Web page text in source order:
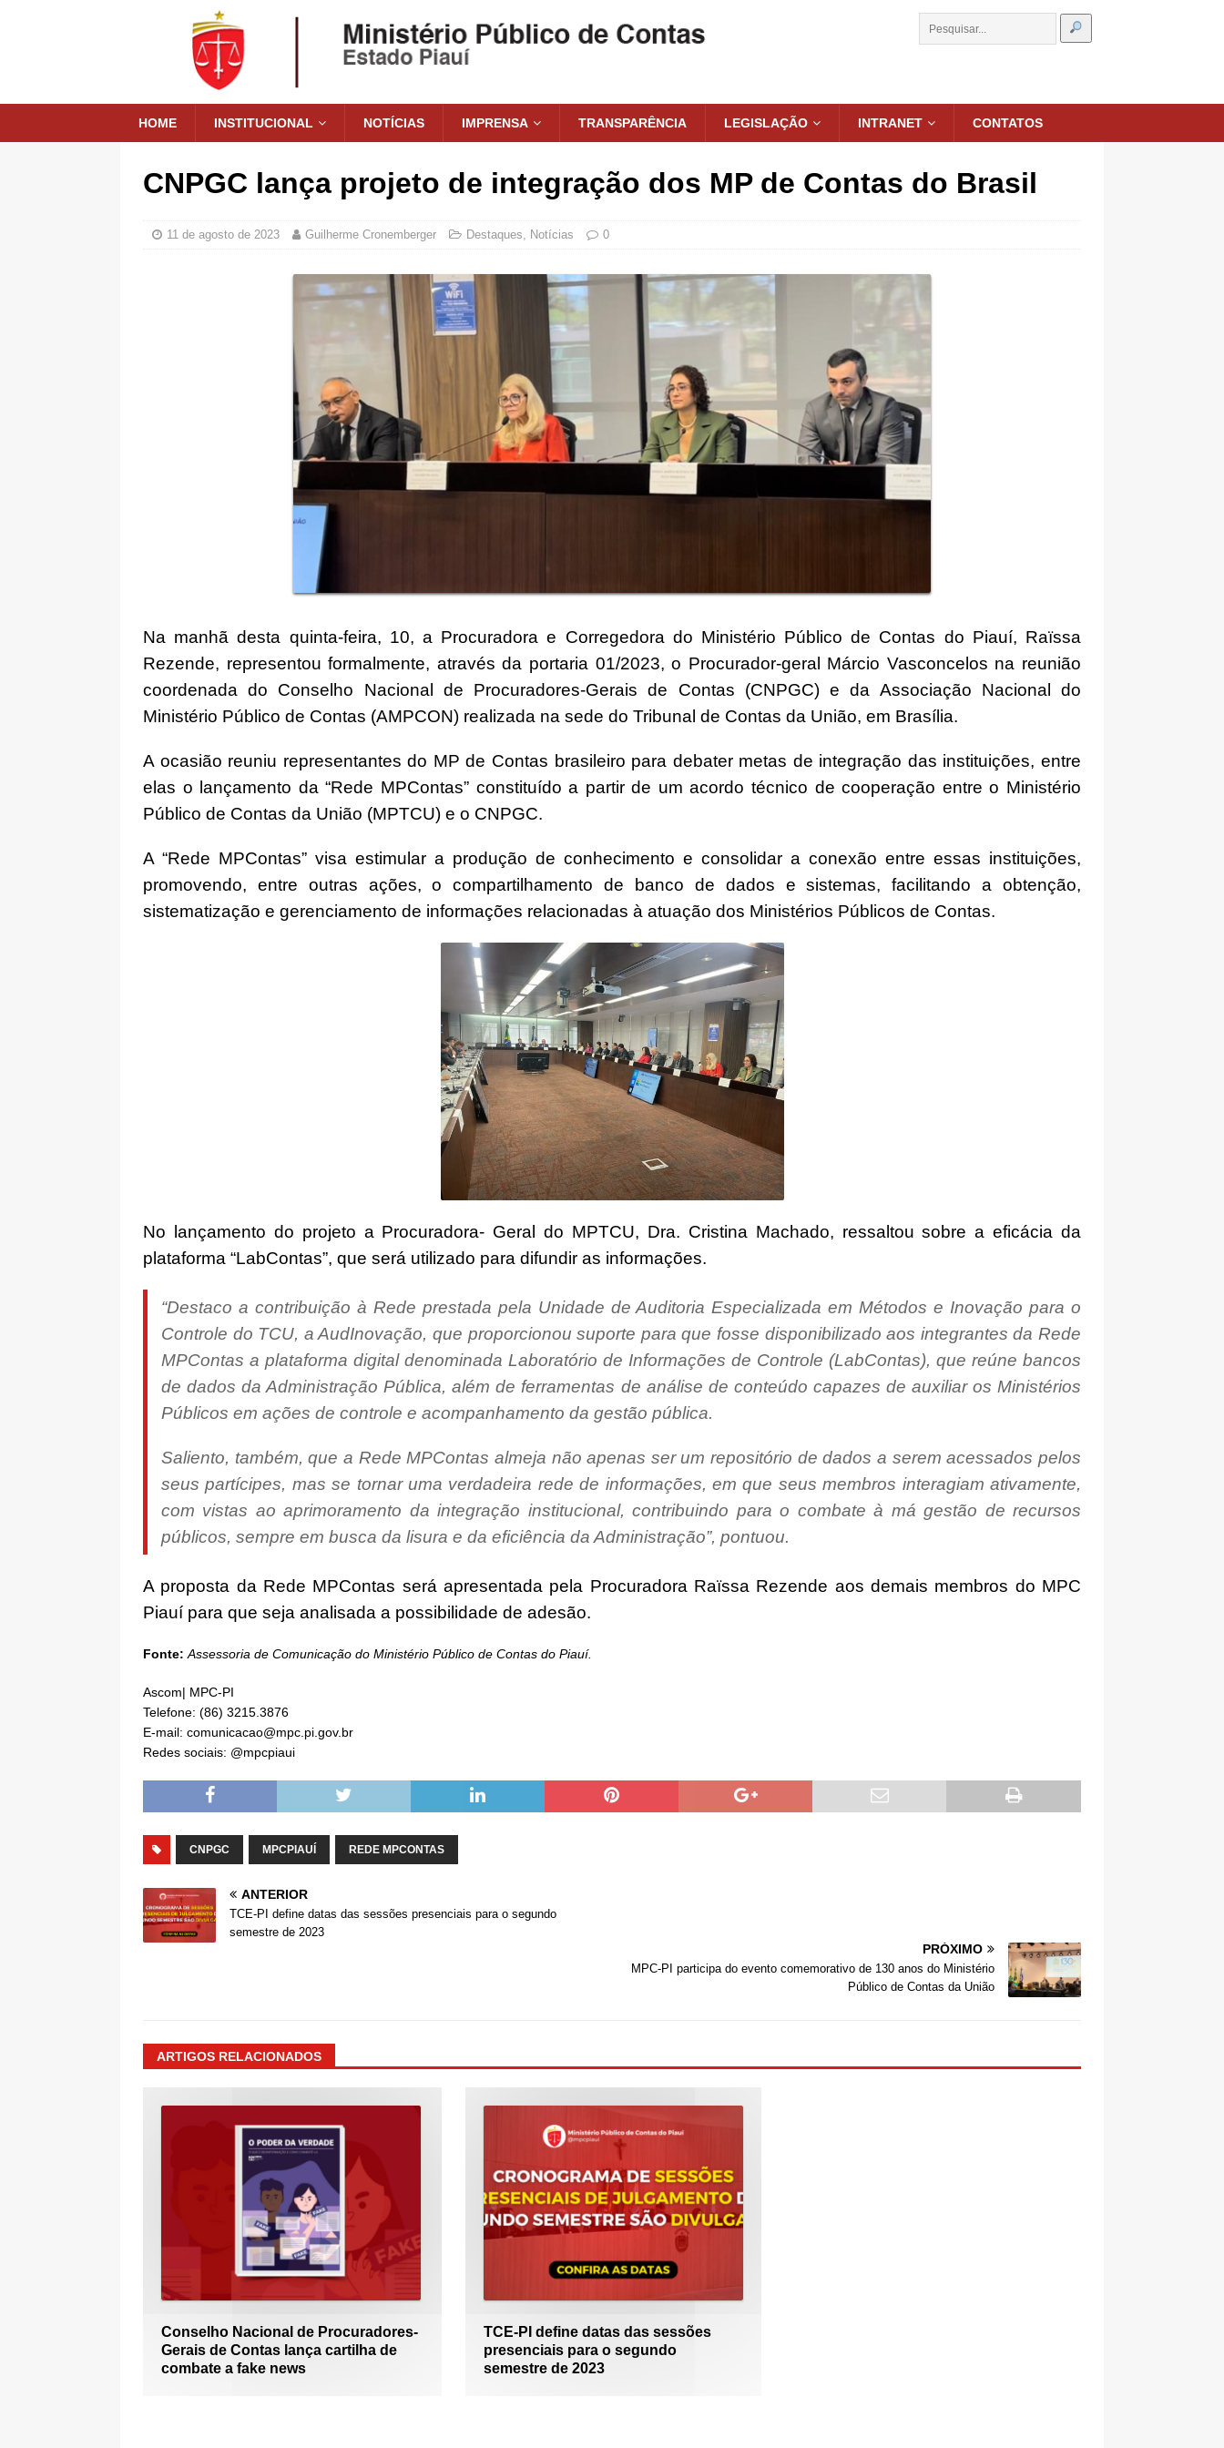
HOME INSTITUCIONAL NOTÍCIAS IMPRENSA TRANSPARÊNCIA LEGISLAÇÃO INTRANET CONTATOS
CNPGC lança projeto de integração dos MP de Contas do Brasil
11 de agosto de 2023 Guilherme Cronemberger Destaques, Notícias 0
Na manhã desta quinta-feira, 10, a Procuradora e Corregedora do Ministério Público de Contas do Piauí, Raïssa
Rezende, representou formalmente, através da portaria 01/2023, o Procurador-geral Márcio Vasconcelos na reunião
coordenada do Conselho Nacional de Procuradores-Gerais de Contas (CNPGC) e da Associação Nacional do
Ministério Público de Contas (AMPCON) realizada na sede do Tribunal de Contas da União, em Brasília.
A ocasião reuniu representantes do MP de Contas brasileiro para debater metas de integração das instituições, entre
elas o lançamento da “Rede MPContas” constituído a partir de um acordo técnico de cooperação entre o Ministério
Público de Contas da União (MPTCU) e o CNPGC.
A “Rede MPContas” visa estimular a produção de conhecimento e consolidar a conexão entre essas instituições,
promovendo, entre outras ações, o compartilhamento de banco de dados e sistemas, facilitando a obtenção,
sistematização e gerenciamento de informações relacionadas à atuação dos Ministérios Públicos de Contas.
No lançamento do projeto a Procuradora- Geral do MPTCU, Dra. Cristina Machado, ressaltou sobre a eficácia da
plataforma “LabContas”, que será utilizado para difundir as informações.
“Destaco a contribuição à Rede prestada pela Unidade de Auditoria Especializada em Métodos e Inovação para o
Controle do TCU, a AudInovação, que proporcionou suporte para que fosse disponibilizado aos integrantes da Rede
MPContas a plataforma digital denominada Laboratório de Informações de Controle (LabContas), que reúne bancos
de dados da Administração Pública, além de ferramentas de análise de conteúdo capazes de auxiliar os Ministérios
Públicos em ações de controle e acompanhamento da gestão pública.
Saliento, também, que a Rede MPContas almeja não apenas ser um repositório de dados a serem acessados pelos
seus partícipes, mas se tornar uma verdadeira rede de informações, em que seus membros interagiam ativamente,
com vistas ao aprimoramento da integração institucional, contribuindo para o combate à má gestão de recursos
públicos, sempre em busca da lisura e da eficiência da Administração”, pontuou.
A proposta da Rede MPContas será apresentada pela Procuradora Raïssa Rezende aos demais membros do MPC
Piauí para que seja analisada a possibilidade de adesão.
Fonte: Assessoria de Comunicação do Ministério Público de Contas do Piauí.
Ascom| MPC-PI
Telefone: (86) 3215.3876
E-mail: comunicacao@mpc.pi.gov.br
Redes sociais: @mpcpiaui
CNPGC MPCPIAUÍ REDE MPCONTAS
ANTERIOR
TCE-PI define datas das sessões presenciais para o segundo
semestre de 2023
PRÓXIMO
MPC-PI participa do evento comemorativo de 130 anos do Ministério
Público de Contas da União
ARTIGOS RELACIONADOS
Conselho Nacional de Procuradores-
Gerais de Contas lança cartilha de
combate a fake news
TCE-PI define datas das sessões
presenciais para o segundo
semestre de 2023